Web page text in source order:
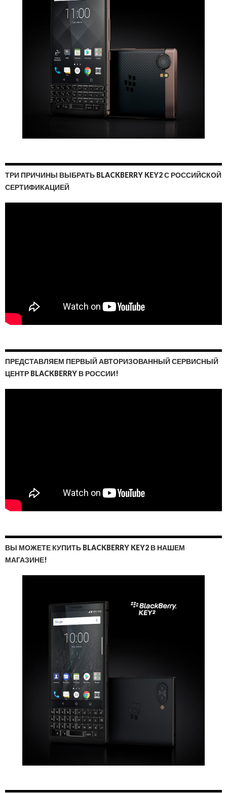
ТРИ ПРИЧИНЫ ВЫБРАТЬ BLACKBERRY KEY2 С РОССИЙСКОЙ
СЕРТИФИКАЦИЕЙ
ПРЕДСТАВЛЯЕМ ПЕРВЫЙ АВТОРИЗОВАННЫЙ СЕРВИСНЫЙ
ЦЕНТР BLACKBERRY В РОССИИ!
ВЫ МОЖЕТЕ КУПИТЬ BLACKBERRY KEY2 В НАШЕМ
МАГАЗИНЕ!